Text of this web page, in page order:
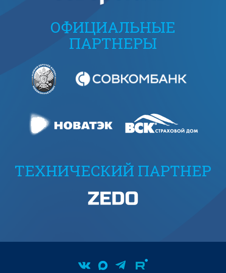
ОФИЦИАЛЬНЫЕ
ПАРТНЕРЫ
ТЕХНИЧЕСКИЙ ПАРТНЕР